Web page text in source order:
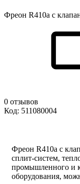
Фреон R410a с
0 отзывов
Код: 511080004
Фреон R410a с
сплит-систем,
промышленного и
оборудования,